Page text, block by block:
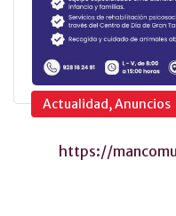
Actualidad, Anuncios
https://